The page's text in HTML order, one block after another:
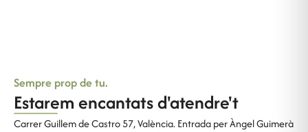
Sempre prop de tu.
Estarem encantats d'atendre't
Carrer Guillem de Castro 57, València. Entrada per Àngel Guimerà